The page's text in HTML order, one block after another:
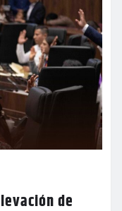
de